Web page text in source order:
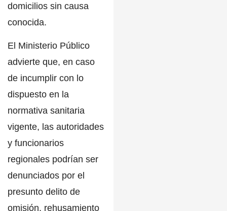
domicilios sin causa
conocida.
El Ministerio Público
advierte que, en caso
de incumplir con lo
dispuesto en la
normativa sanitaria
vigente, las autoridades
y funcionarios
regionales podrían ser
denunciados por el
presunto delito de
omisión, rehusamiento